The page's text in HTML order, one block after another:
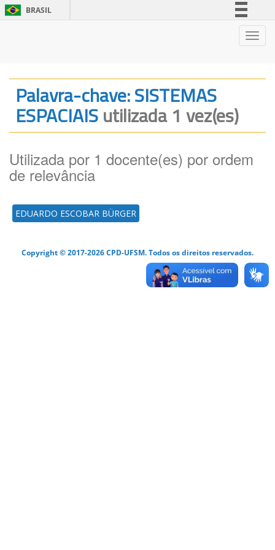
BRASIL
Legislação
Canais
Palavra-chave: SISTEMAS
ESPACIAISutilizada 1 vez(es)
Utilizada por 1 docente(es) por ordem
de relevância
EDUARDO ESCOBAR BÜRGER
Copyright © 2017-2026 CPD-UFSM. Todos os direitos reservados.